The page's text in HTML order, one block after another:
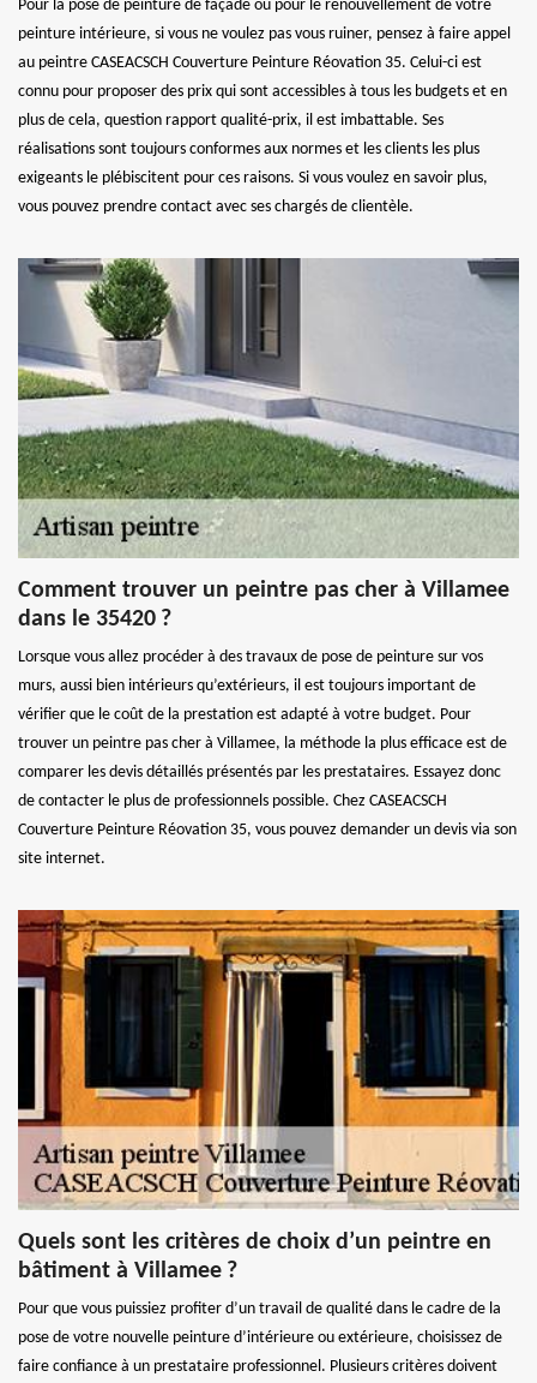
Pour la pose de peinture de façade ou pour le renouvellement de votre
peinture intérieure, si vous ne voulez pas vous ruiner, pensez à faire appel
au peintre CASEACSCH Couverture Peinture Réovation 35. Celui-ci est
connu pour proposer des prix qui sont accessibles à tous les budgets et en
plus de cela, question rapport qualité-prix, il est imbattable. Ses
réalisations sont toujours conformes aux normes et les clients les plus
exigeants le plébiscitent pour ces raisons. Si vous voulez en savoir plus,
vous pouvez prendre contact avec ses chargés de clientèle.
Comment trouver un peintre pas cher à Villamee
dans le 35420 ?
Lorsque vous allez procéder à des travaux de pose de peinture sur vos
murs, aussi bien intérieurs qu’extérieurs, il est toujours important de
vérifier que le coût de la prestation est adapté à votre budget. Pour
trouver un peintre pas cher à Villamee, la méthode la plus efficace est de
comparer les devis détaillés présentés par les prestataires. Essayez donc
de contacter le plus de professionnels possible. Chez CASEACSCH
Couverture Peinture Réovation 35, vous pouvez demander un devis via son
site internet.
Quels sont les critères de choix d’un peintre en
bâtiment à Villamee ?
Pour que vous puissiez profiter d’un travail de qualité dans le cadre de la
pose de votre nouvelle peinture d’intérieure ou extérieure, choisissez de
faire confiance à un prestataire professionnel. Plusieurs critères doivent